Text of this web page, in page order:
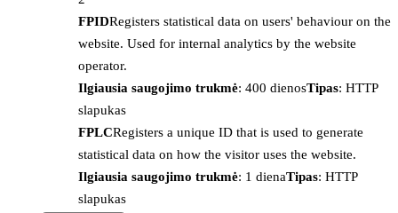
FPIDRegisters statistical data on users' behaviour on the
website. Used for internal analytics by the website
operator.
Ilgiausia saugojimo trukmė: 400 dienosTipas: HTTP
slapukas
FPLCRegisters a unique ID that is used to generate
statistical data on how the visitor uses the website.
Ilgiausia saugojimo trukmė: 1 dienaTipas: HTTP
slapukas